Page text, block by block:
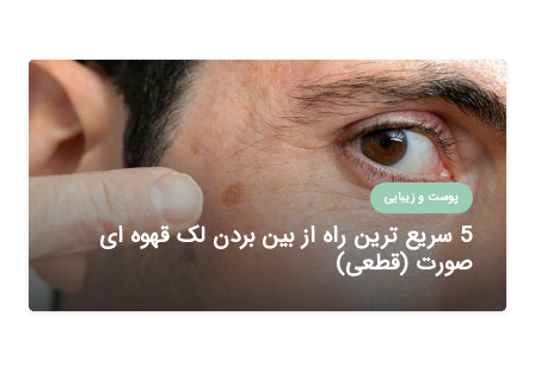
پوست و زیبایی
5 سریع ترین راه از بین بردن لک قهوه ای
صورت (قطعی)